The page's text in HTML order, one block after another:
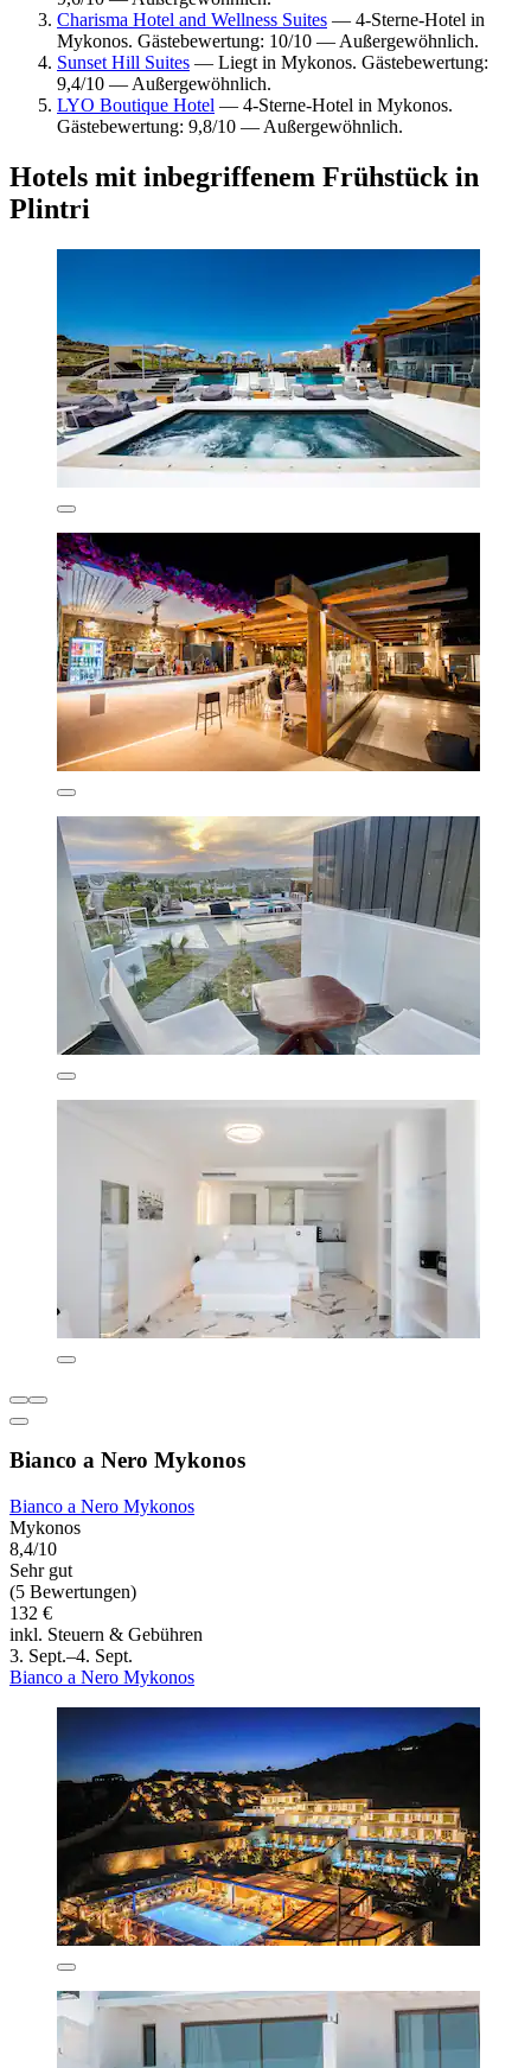
Charisma Hotel and Wellness Suites — 4-Sterne-Hotel in
Mykonos. Gästebewertung: 10/10 — Außergewöhnlich.
Sunset Hill Suites — Liegt in Mykonos. Gästebewertung:
9,4/10 — Außergewöhnlich.
LYO Boutique Hotel — 4-Sterne-Hotel in Mykonos.
Gästebewertung: 9,8/10 — Außergewöhnlich.
Hotels mit inbegriffenem Frühstück in
Plintri
Bianco a Nero Mykonos
Bianco a Nero Mykonos
Mykonos
8,4/10
Sehr gut
(5 Bewertungen)
132 €
inkl. Steuern & Gebühren
3. Sept.–4. Sept.
Bianco a Nero Mykonos